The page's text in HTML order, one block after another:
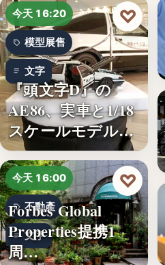
今天 16:20
模型展售
文字
『頭文字D』の
AE86、実車と1/18
スケールモデルが
「…
♡
今天 16:00
不動產
文字
Forbes Global
Properties提携1
周…
♡